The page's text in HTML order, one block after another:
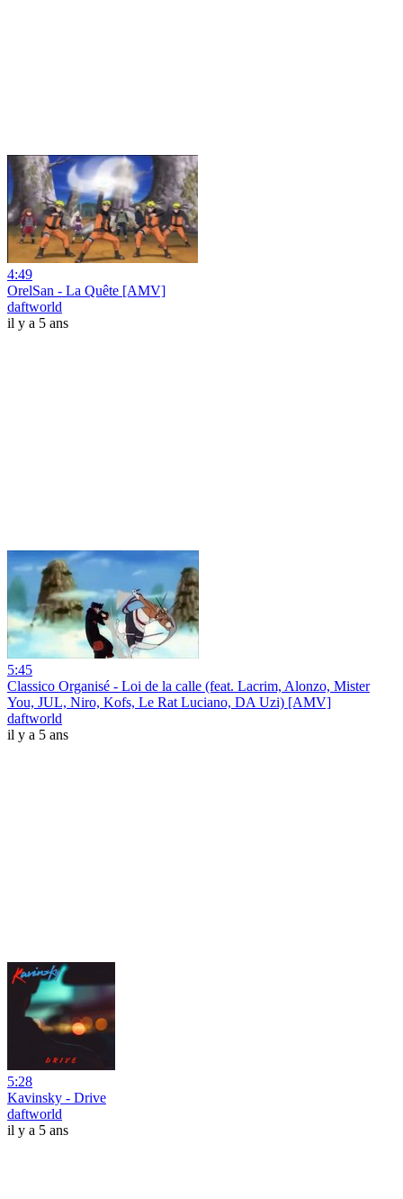
4:49
OrelSan - La Quête [AMV]
daftworld
il y a 5 ans
5:45
Classico Organisé - Loi de la calle (feat. Lacrim, Alonzo, Mister
You, JUL, Niro, Kofs, Le Rat Luciano, DA Uzi) [AMV]
daftworld
il y a 5 ans
5:28
Kavinsky - Drive
daftworld
il y a 5 ans